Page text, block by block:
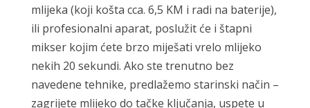
mlijeka (koji košta cca. 6,5 KM i radi na baterije),
ili profesionalni aparat, poslužit će i štapni
mikser kojim ćete brzo miješati vrelo mlijeko
nekih 20 sekundi. Ako ste trenutno bez
navedene tehnike, predlažemo starinski način –
zagrijete mlijeko do tačke ključanja, uspete u